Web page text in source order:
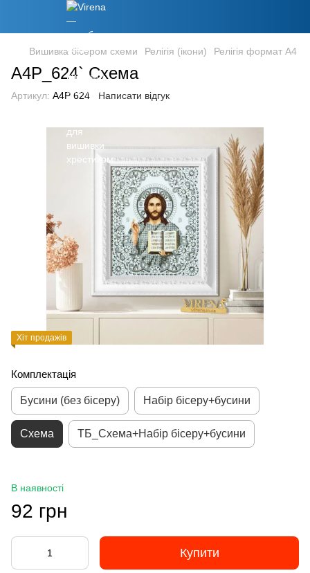
Вишивка бісером схеми Релігія (ікони) Релігія формат А4
А4Р_624` Схема
Артикул: А4Р 624 Написати відгук
Хіт продажів
Комплектація
Бусини (без бісеру) Набір бісеру+бусини
Схема ТБ_Схема+Набір бісеру+бусини
В наявності
92 грн
Купити